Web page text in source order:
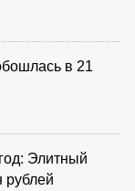
в 21
Элитный
рублей